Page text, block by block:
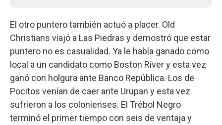
El otro puntero también actuó a placer. Old
Christians viajó a Las Piedras y demostró que estar
puntero no es casualidad. Ya le había ganado como
local a un candidato como Boston River y esta vez
ganó con holgura ante Banco República. Los de
Pocitos venían de caer ante Urupan y esta vez
sufrieron a los colonienses. El Trébol Negro
terminó el primer tiempo con seis de ventaja y